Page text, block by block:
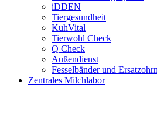
iDDEN
Tiergesundheit
KuhVital
Tierwohl Check
Q Check
Außendienst
Fesselbänder und
Zentrales Milchlabor